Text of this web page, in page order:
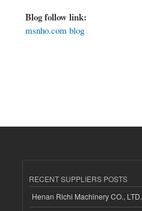
Blog follow link:
msnho.com blog
RECENT SUPPLIERS POSTS
Henan Richi Machinery CO., LTD.